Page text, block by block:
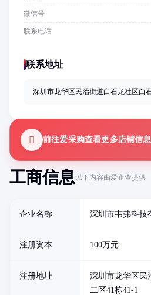
工商信息以下内容由爱企查提供
企业名称 深圳市韦弗科技
注册资本 100万元
注册地址
深圳市龙华区民
二区41栋41-1
微信号
联系电话
联系地址
深圳市龙华区民治街道白石龙社区白
前往爱采购查看更多店铺信息